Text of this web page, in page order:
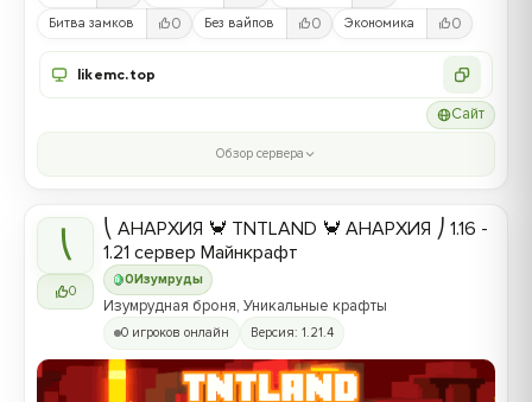
Битва замков 0 Без вайпов 0 Экономика 0
likemc.top
Сайт
Обзор сервера
⎝
0
0 Изумруды
⎝ АНАРХИЯ 🦀 TNTLAND 🦀 АНАРХИЯ ⎠ 1.16 -
1.21 сервер Майнкрафт
Изумрудная броня, Уникальные крафты
0 игроков онлайн Версия: 1.21.4